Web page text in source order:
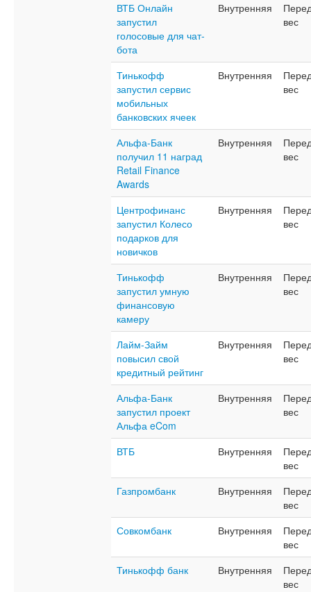
ВТБ Онлайн
запустил
голосовые для чат-
бота
Внутренняя
вес
Тинькофф
запустил сервис
мобильных
банковских ячеек
Внутренняя
вес
Альфа-Банк
получил 11 наград
Retail Finance
Awards
Внутренняя
вес
Центрофинанс
запустил Колесо
подарков для
новичков
Внутренняя
вес
Тинькофф
запустил умную
финансовую
камеру
Внутренняя
вес
Лайм-Займ
повысил свой
кредитный рейтинг
Внутренняя
вес
Альфа-Банк
запустил проект
Альфа eCom
Внутренняя
вес
ВТБ Внутренняя
вес
Газпромбанк
Внутренняя
вес
Совкомбанк
Внутренняя
вес
Тинькофф банк
Внутренняя
вес